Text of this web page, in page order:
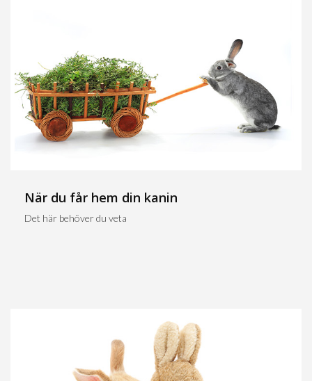
När du får hem din kanin
Det här behöver du veta